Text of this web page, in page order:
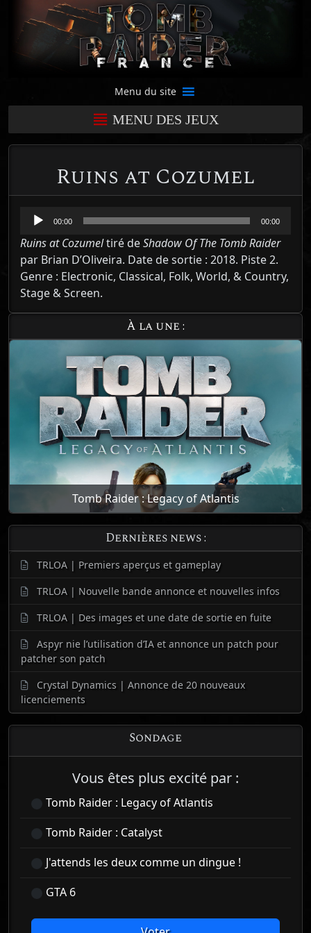
Menu du site
MENU DES JEUX
Ruins at Cozumel
Lecteur
audio
00:00 00:00
Ruins at Cozumeltiré deShadow Of The Tomb Raider
par Brian D’Oliveira. Date de sortie : 2018. Piste 2.
Genre : Electronic, Classical, Folk, World, & Country,
Stage & Screen.
À la une :
Tomb Raider : Legacy of Atlantis
Dernières news :
TRLOA | Premiers aperçus et gameplay
TRLOA | Nouvelle bande annonce et nouvelles infos
TRLOA | Des images et une date de sortie en fuite
Aspyr nie l’utilisation d’IA et annonce un patch pour
patcher son patch
Crystal Dynamics | Annonce de 20 nouveaux
licenciements
Sondage
Vous êtes plus excité par :
Tomb Raider : Legacy of Atlantis
Tomb Raider : Catalyst
J'attends les deux comme un dingue !
GTA 6